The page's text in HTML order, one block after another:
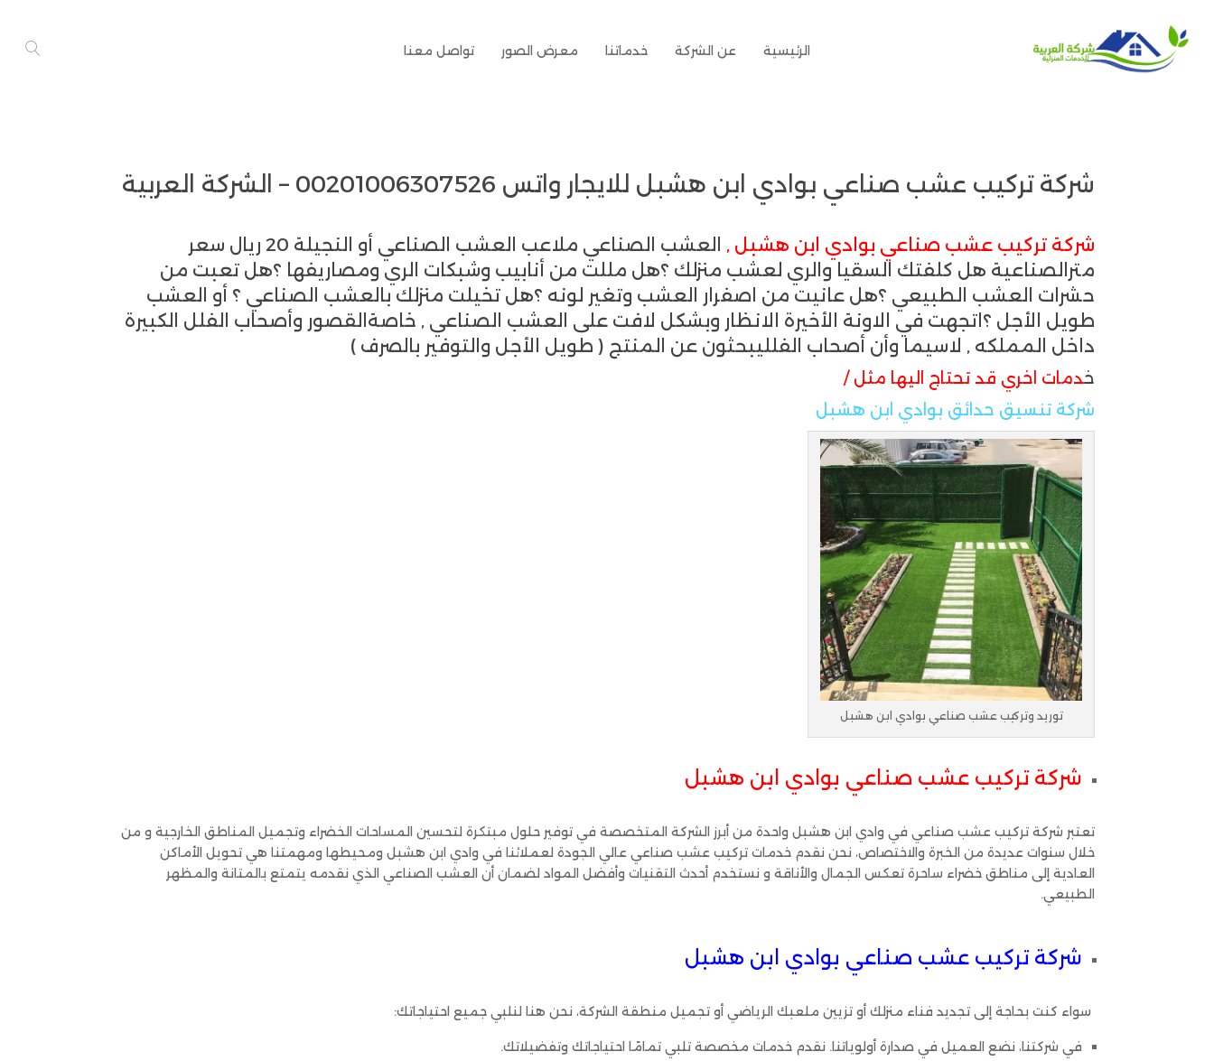
الرئيسية عن الشركة خدماتنا معرض الصور تواصل معنا
شركة تركيب عشب صناعي بوادي ابن هشبل للايجار واتس 00201006307526 – الشركة العربية
شركة تركيب عشب صناعي بوادي ابن هشبل ,
العشب الصناعي ملاعب العشب الصناعي أو النجيلة 20 ريال سعر
مترالصناعية هل كلفتك السقيا والري لعشب منزلك ؟هل مللت من أنابيب وشبكات الري ومصاريفها ؟هل تعبت من
حشرات العشب الطبيعي ؟هل عانيت من اصفرار العشب وتغير لونه ؟هل تخيلت منزلك بالعشب الصناعي ؟ أو العشب
طويل الأجل ؟اتجهت في الاونة الأخيرة الانظار وبشكل لافت على العشب الصناعي , خاصةالقصور وأصحاب الفلل الكبيرة
داخل المملكه , لاسيما وأن أصحاب الفلليبحثون عن المنتج ( طويل الأجل والتوفير بالصرف )
خدمات اخري قد تحتاج اليها مثل /
شركة تنسيق حدائق بوادي ابن هشبل
توريد وتركيب عشب صناعي بوادي ابن هشبل
شركة تركيب عشب صناعي بوادي ابن هشبل
تعتبر شركة تركيب عشب صناعي في وادي ابن هشبل واحدة من أبرز الشركة المتخصصة في توفير حلول مبتكرة لتحسين المساحات الخضراء وتجميل المناطق الخارجية و من
خلال سنوات عديدة من الخبرة والاختصاص، نحن نقدم خدمات تركيب عشب صناعي عالي الجودة لعملائنا في وادي ابن هشبل ومحيطها ومهمتنا هي تحويل الأماكن
العادية إلى مناطق خضراء ساحرة تعكس الجمال والأناقة و نستخدم أحدث التقنيات وأفضل المواد لضمان أن العشب الصناعي الذي نقدمه يتمتع بالمتانة والمظهر
الطبيعي.
شركة تركيب عشب صناعي بوادي ابن هشبل
سواء كنت بحاجة إلى تجديد فناء منزلك أو تزيين ملعبك الرياضي أو تجميل منطقة الشركة، نحن هنا لنلبي جميع احتياجاتك:
في شركتنا، نضع العميل في صدارة أولوياتنا. نقدم خدمات مخصصة تلبي تمامًا احتياجاتك وتفضيلاتك.